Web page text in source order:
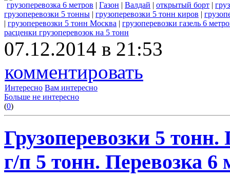
грузоперевозка 6 метров | Газон | Валдай | открытый борт |
грузоперевозки 5 тонны | грузоперевозки 5 тонн киров |
| грузоперевозки 5 тонн Москва | грузоперевозки газель 6
расценки грузоперевозок на 5 тонн
07.12.2014 в 21:53
комментировать
Интересно Вам интересно
Больше не интересно
(0)
Грузоперевозки 5
г/п 5 тонн. Перевозка 6